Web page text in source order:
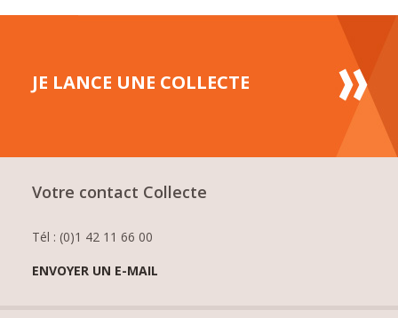
JE LANCE UNE COLLECTE
Votre contact Collecte
Tél : (0)1 42 11 66 00
ENVOYER UN E-MAIL